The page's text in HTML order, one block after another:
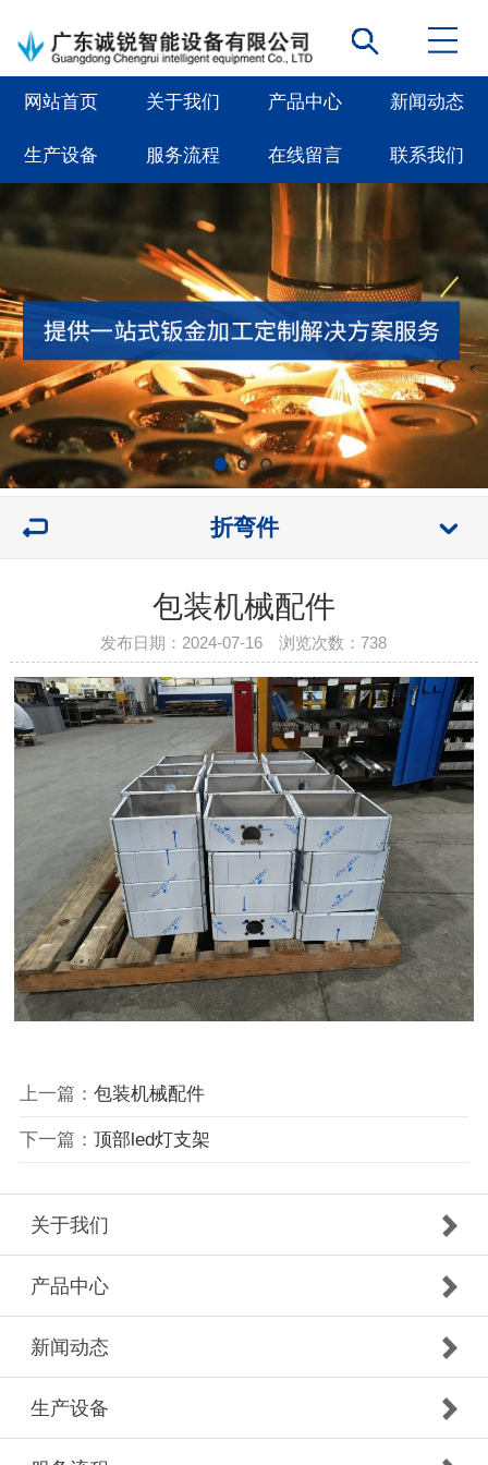
网站首页 关于我们 产品中心 新闻动态
生产设备 服务流程 在线留言 联系我们
折弯件
包装机械配件
发布日期：2024-07-16 浏览次数：738
上一篇： 包装机械配件
下一篇： 顶部led灯支架
关于我们
产品中心
新闻动态
生产设备